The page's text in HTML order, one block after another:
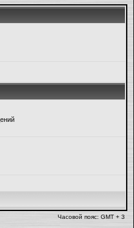
Часовой пояс: GMT + 3